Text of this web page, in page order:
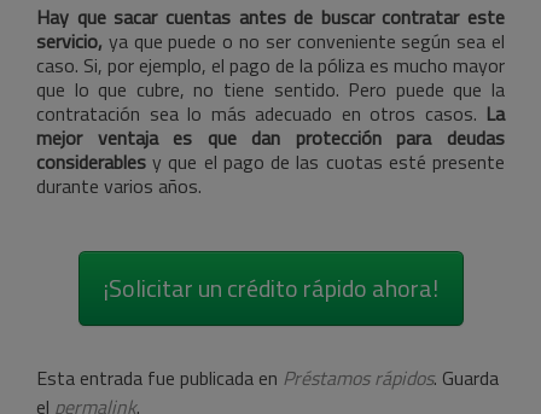
Hay que sacar cuentas antes de buscar contratar este
servicio, ya que puede o no ser conveniente según sea el
caso. Si, por ejemplo, el pago de la póliza es mucho mayor
que lo que cubre, no tiene sentido. Pero puede que la
contratación sea lo más adecuado en otros casos. La
mejor ventaja es que dan protección para deudas
considerablesy que el pago de las cuotas esté presente
durante varios años.
¡Solicitar un crédito rápido ahora!
Esta entrada fue publicada en Préstamos rápidos. Guarda
el permalink.